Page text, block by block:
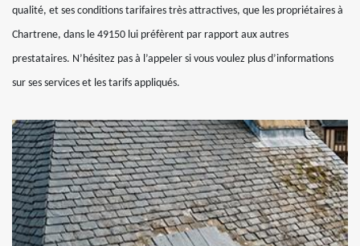
qualité, et ses conditions tarifaires très attractives, que les propriétaires à
Chartrene, dans le 49150 lui préfèrent par rapport aux autres
prestataires. N’hésitez pas à l’appeler si vous voulez plus d’informations
sur ses services et les tarifs appliqués.